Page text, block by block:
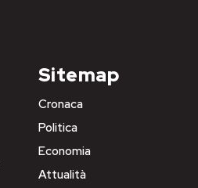
Sitemap
Cronaca
Politica
Economia
Attualità